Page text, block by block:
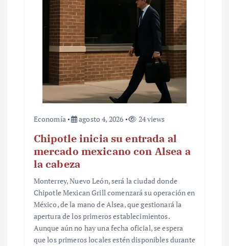
Economía agosto 4, 2026 24 views
Chipotle inicia su entrada al
mercado mexicano con Alsea a
la cabeza
Monterrey, Nuevo León, será la ciudad donde
Chipotle Mexican Grill comenzará su operación en
México, de la mano de Alsea, que gestionará la
apertura de los primeros establecimientos.
Aunque aún no hay una fecha oficial, se espera
que los primeros locales estén disponibles durante